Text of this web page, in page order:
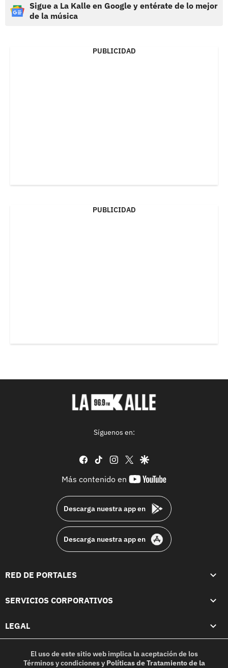
Sigue a La Kalle en Google y entérate de lo mejor
de la música
PUBLICIDAD
PUBLICIDAD
Síguenos en:
facebook
tiktok instagram
twittergoogle
Más contenido en
youtube-
Descarga nuestra app en
Descarga nuestra app en
RED DE PORTALES
SERVICIOS CORPORATIVOS
LEGAL
El uso de este sitio web implica la aceptación de los
Términos y condicionesy Políticas de Tratamiento de la